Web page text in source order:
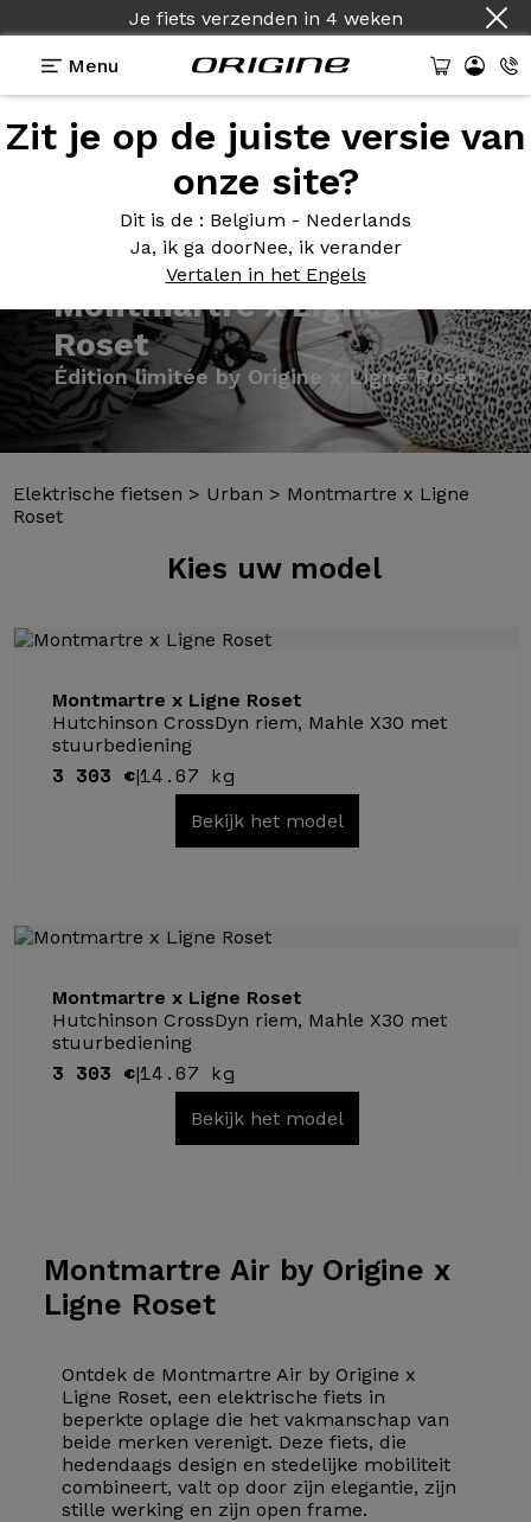
Je fiets verzenden in 4 weken
Menu
Zit je op de juiste versie van
onze site?
Dit is de : Belgium - Nederlands
Ja, ik ga doorNee, ik verander
Vertalen in het Engels
Presentatie Modellen Technologie
Elektrische fietsen > Urban > Montmartre x Ligne
Roset
Kies uw model
Montmartre x Ligne Roset
Hutchinson CrossDyn riem, Mahle X30 met
stuurbediening
3 303 €|14.67 kg
Bekijk het model
Montmartre x Ligne Roset
Hutchinson CrossDyn riem, Mahle X30 met
stuurbediening
3 303 €|14.67 kg
Bekijk het model
Montmartre Airby Origine x
Ligne Roset
Ontdek de Montmartre Air by Origine x
Ligne Roset, een elektrische fiets in
beperkte oplage die het vakmanschap van
beide merken verenigt. Deze fiets, die
hedendaags design en stedelijke mobiliteit
combineert, valt op door zijn elegantie, zijn
stille werking en zijn open frame.